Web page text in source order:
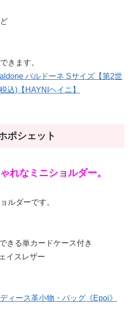
きます。
バルドーネ Sサイズ【第2世
込)【HAYNIヘイニ】
ポシェット
れなミニショルダー。
ルダーです。
きる単カードケース付き
イスレザー
ィース革小物・バッグ《Epoi》